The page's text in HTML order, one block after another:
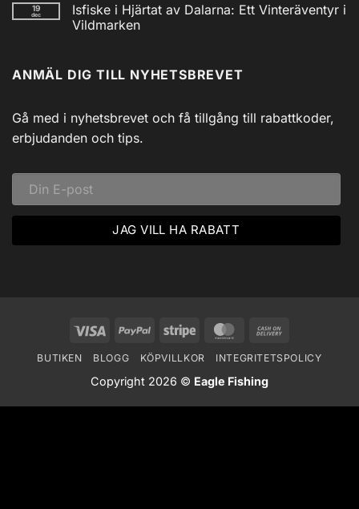
AM/FM
Powerbank
inkl
till
Utforska
Siljans
Svadlings
Guidade
19
dec
Isfiske i Hjärtat av Dalarna: Ett Vinteräventyr i
Vildmarken
Isfiske
i
Dalarna:
Ett
Vinteräventyr
i
ANMÄL DIG TILL NYHETSBREVET
Gå med i nyhetsbrevet och få tillgång till rabattkoder,
erbjudanden och tips.
Visa PayPal Stripe MasterCard
Delivery
BUTIKEN BLOGG KÖPVILLKOR INTEGRITETSPOLICY
Copyright 2026 © Eagle Fishing